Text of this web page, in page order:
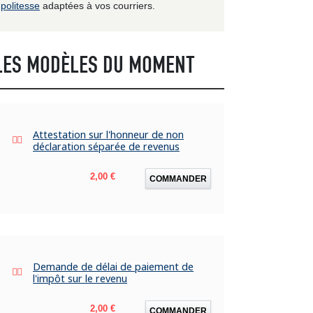
politesse adaptées à vos courriers.
MODÈLES DU MOMENT
Attestation sur l'honneur de non
déclaration séparée de revenus
Prix
2,00 € COMMANDER
Demande de délai de paiement de
l'impôt sur le revenu
Prix
2,00 € COMMANDER